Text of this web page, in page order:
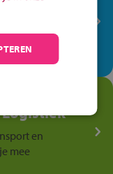
elke dag
en
mee